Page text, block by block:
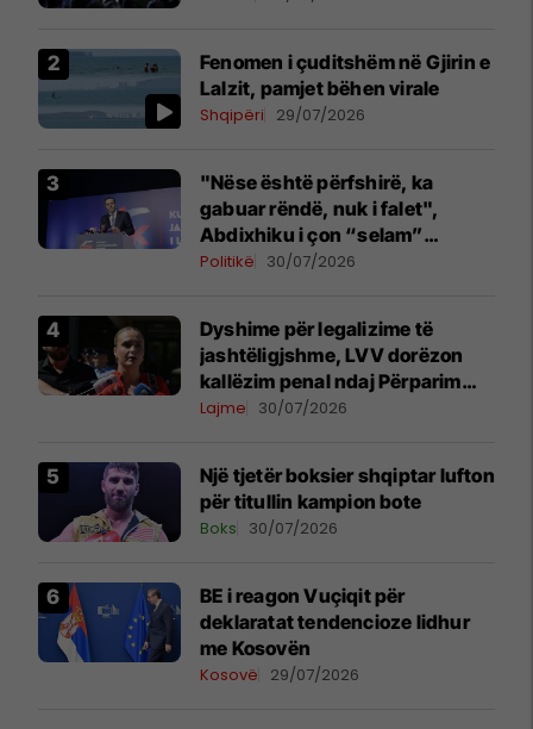
Fenomen i çuditshëm në Gjirin e
Lalzit, pamjet bëhen virale
Shqipëri 29/07/2026
"Nëse është përfshirë, ka
gabuar rëndë, nuk i falet",
Abdixhiku i çon “selam”
Përparim Ramës
Politikë 30/07/2026
Dyshime për legalizime të
jashtëligjshme, LVV dorëzon
kallëzim penal ndaj Përparim
Ramës dhe zyrtarëve të
Lajme 30/07/2026
Një tjetër boksier shqiptar lufton
për titullin kampion bote
Boks 30/07/2026
BE i reagon Vuçiqit për
deklaratat tendencioze lidhur
me Kosovën
Kosovë 29/07/2026